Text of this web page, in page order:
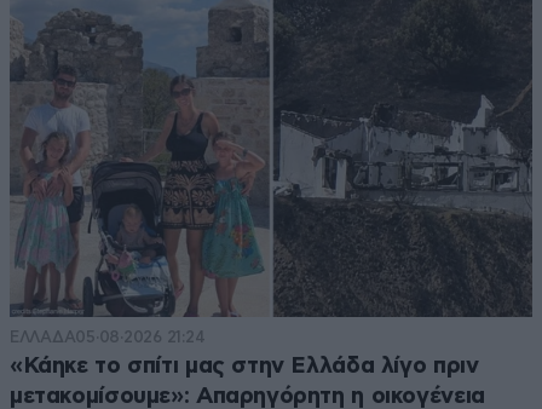
ΕΛΛΑΔΑ05·08·2026 21:24
«Κάηκε το σπίτι μας στην Ελλάδα λίγο πριν
μετακομίσουμε»: Απαρηγόρητη η οικογένεια